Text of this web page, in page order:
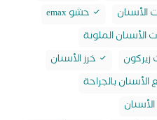
حشو emax
الأسنان الملونة
خرز الأسنان
الأسنان بالجراحة